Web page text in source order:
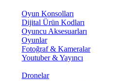
Oyun Konsolları
Dijital Ürün Kodları
Oyuncu Aksesuarları
Oyunlar
Fotoğraf & Kameralar
Youtuber & Yayıncı
Dronelar